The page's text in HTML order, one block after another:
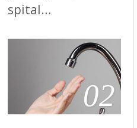
spital…
02